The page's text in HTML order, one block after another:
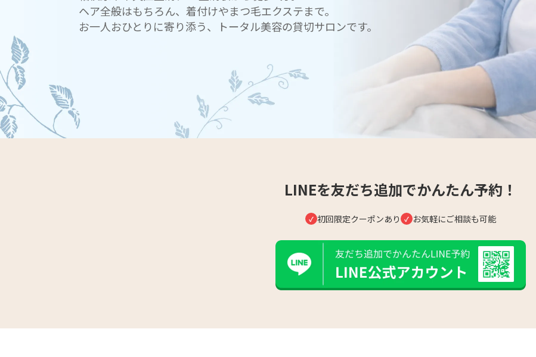
ヘア全般はもちろん、着付けやまつ毛エクステまで。
お一人おひとりに寄り添う、トータル美容の貸切サロンです。
LINEを友だち追加でかんたん予約！
初回限定クーポンあり お気軽にご相談も可能